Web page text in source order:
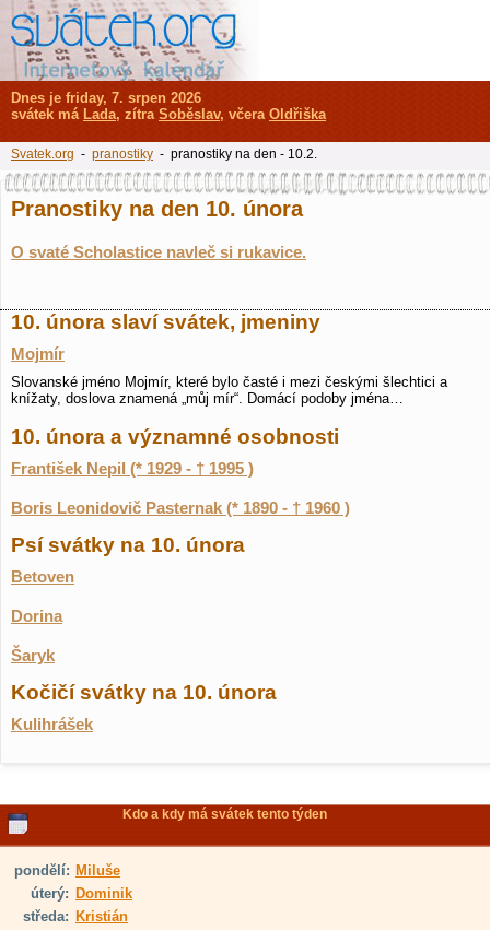
Pranostiky na den 10. února
O svaté Scholastice navleč si rukavice.
10. února slaví svátek, jmeniny
Mojmír
Slovanské jméno Mojmír, které bylo časté i mezi českými šlechtici a
knížaty, doslova znamená „můj mír“. Domácí podoby jména…
10. února a významné osobnosti
František Nepil (* 1929 - † 1995 )
Boris Leonidovič Pasternak (* 1890 - † 1960 )
Psí svátky na 10. února
Betoven
Dorina
Šaryk
Kočičí svátky na 10. února
Kulihrášek
Kdo a kdy má svátek tento týden
pondělí: Miluše
úterý: Dominik
středa: Kristián
Dnes je friday, 7. srpen 2026
svátek má Lada, zítra Soběslav, včera Oldřiška
Svatek.org - pranostiky - pranostiky na den - 10.2.